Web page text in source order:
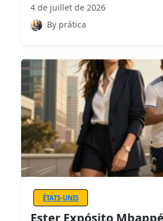
4 de juillet de 2026
By prática
ÉTATS-UNIS